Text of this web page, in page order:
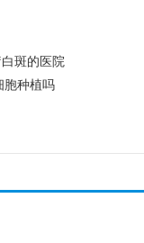
斑的医院
胞种植吗